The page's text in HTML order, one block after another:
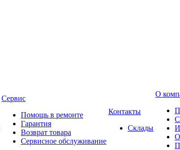
Сервис
Помощь в ремонте
Гарантия
Возврат товара
Сервисное обслуживание
Контакты
Склады
О